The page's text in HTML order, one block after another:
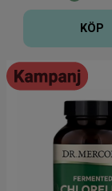
KÖP